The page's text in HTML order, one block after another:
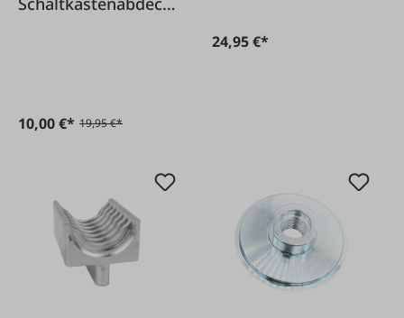
10,00 €* 19,95 €*
24,95 €*